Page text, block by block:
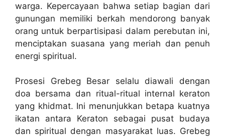
warga. Kepercayaan bahwa setiap bagian dari
gunungan memiliki berkah mendorong banyak
orang untuk berpartisipasi dalam perebutan ini,
menciptakan suasana yang meriah dan penuh
energi spiritual.
Prosesi Grebeg Besar selalu diawali dengan
doa bersama dan ritual-ritual internal keraton
yang khidmat. Ini menunjukkan betapa kuatnya
ikatan antara Keraton sebagai pusat budaya
dan spiritual dengan masyarakat luas. Grebeg